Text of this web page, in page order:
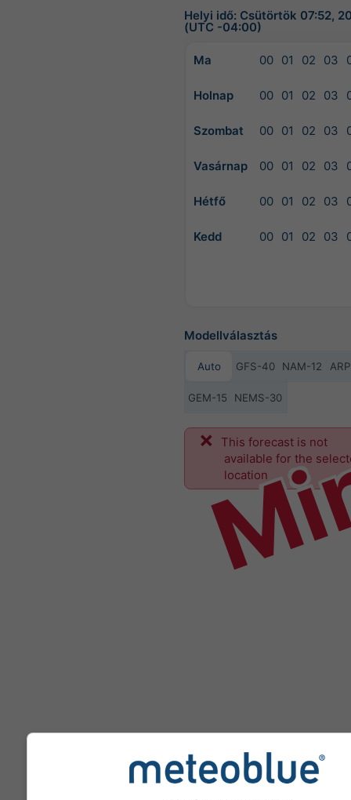
Helyi idő: Csütörtök 07:52,
(UTC -04:00)
Ma 00 01 02 03
Holnap 00 01 02 03
Szombat 00 01 02 03
Vasárnap 00 01 02 03
Hétfő 00 01 02 03
Kedd 00 01 02 03
Modellválasztás
Auto GFS-40 NAM-12
GEM-15 NEMS-30
This forecast is not
available for the
location